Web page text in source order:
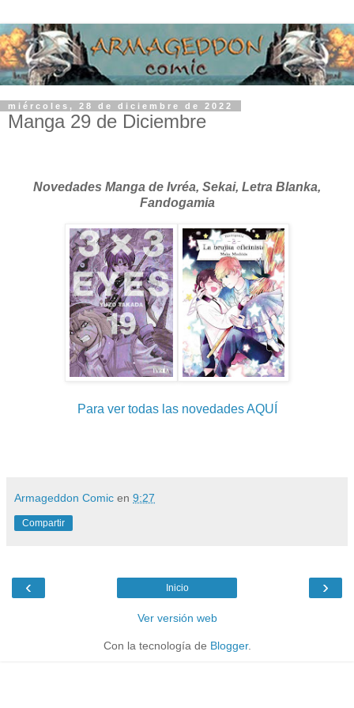
miércoles, 28 de diciembre de 2022
Manga 29 de Diciembre
Novedades Manga de Ivréa, Sekai, Letra Blanka,
Fandogamia
Para ver todas las novedades AQUÍ
Armageddon Comic en 9:27
Compartir
‹ ›
Inicio
Ver versión web
Con la tecnología de Blogger.